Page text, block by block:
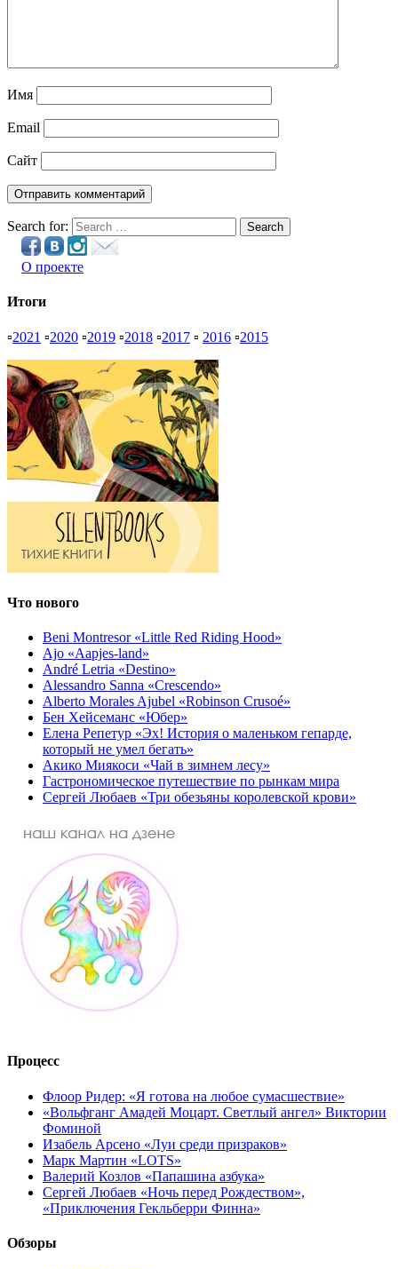
Имя
Email
Сайт
Search for: Search
О проекте
Итоги
▫2021 ▫2020 ▫2019 ▫2018 ▫2017 ▫ 2016 ▫2015
Что нового
Beni Montresor «Little Red Riding Hood»
Ajo «Aapjes-land»
André Letria «Destino»
Alessandro Sanna «Crescendo»
Alberto Morales Ajubel «Robinson Crusoé»
Бен Хейсеманс «Юбер»
Елена Репетур «Эх! История о маленьком гепарде,
который не умел бегать»
Акико Миякоси «Чай в зимнем лесу»
Гастрономическое путешествие по рынкам мира
Сергей Любаев «Три обезьяны королевской крови»
Процесс
Флоор Ридер: «Я готова на любое сумасшествие»
«Вольфганг Амадей Моцарт. Светлый ангел» Виктории
Фоминой
Изабель Арсено «Луи среди призраков»
Марк Мартин «LOTS»
Валерий Козлов «Папашина азбука»
Сергей Любаев «Ночь перед Рождеством»,
«Приключения Гекльберри Финна»
Обзоры